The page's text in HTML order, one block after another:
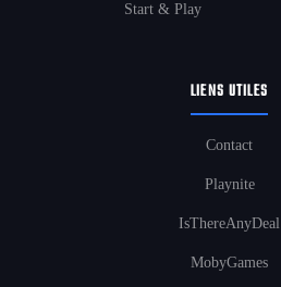
Start & Play
LIENS UTILES
Contact
Playnite
IsThereAnyDeal
MobyGames